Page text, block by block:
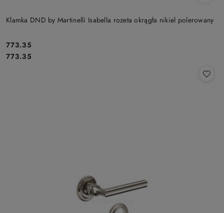
Klamka DND by Martinelli Isabella rozeta okrągła nikiel polerowany
Cena:
773.35
Cena:
773.35